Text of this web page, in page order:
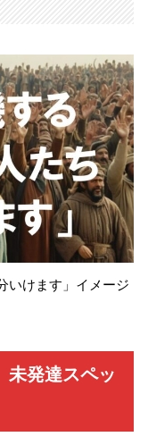
いけます」イメージ
未発達スペッ